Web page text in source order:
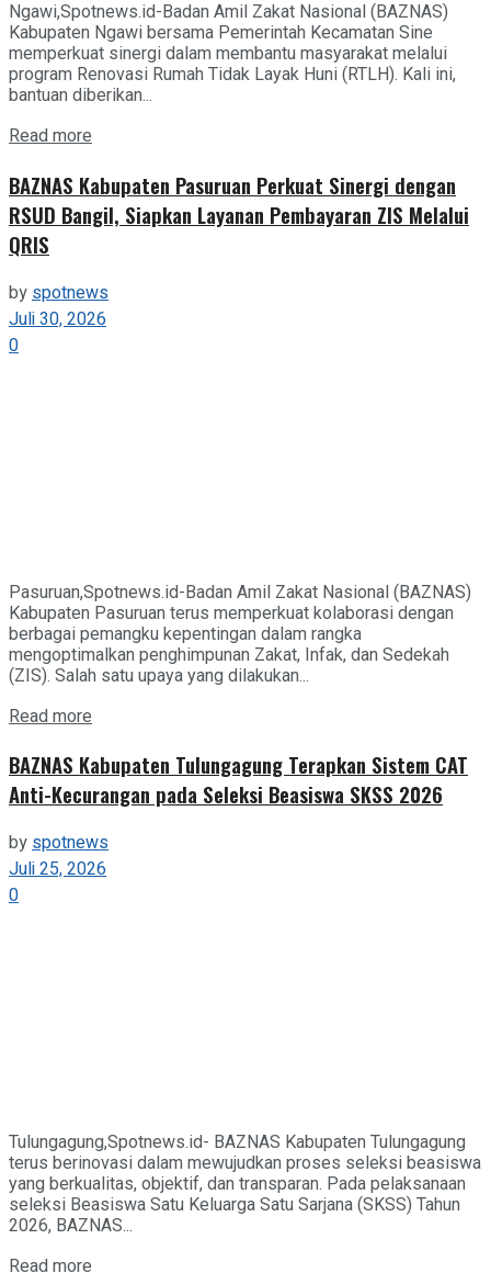
Ngawi,Spotnews.id-Badan Amil Zakat Nasional (BAZNAS)
Kabupaten Ngawi bersama Pemerintah Kecamatan Sine
memperkuat sinergi dalam membantu masyarakat melalui
program Renovasi Rumah Tidak Layak Huni (RTLH). Kali ini,
bantuan diberikan...
Read more
BAZNAS Kabupaten Pasuruan Perkuat Sinergi dengan
RSUD Bangil, Siapkan Layanan Pembayaran ZIS Melalui
QRIS
by spotnews
Juli 30, 2026
0
Pasuruan,Spotnews.id-Badan Amil Zakat Nasional (BAZNAS)
Kabupaten Pasuruan terus memperkuat kolaborasi dengan
berbagai pemangku kepentingan dalam rangka
mengoptimalkan penghimpunan Zakat, Infak, dan Sedekah
(ZIS). Salah satu upaya yang dilakukan...
Read more
BAZNAS Kabupaten Tulungagung Terapkan Sistem CAT
Anti-Kecurangan pada Seleksi Beasiswa SKSS 2026
byspotnews
Juli 25, 2026
0
Tulungagung,Spotnews.id- BAZNAS Kabupaten Tulungagung
terus berinovasi dalam mewujudkan proses seleksi beasiswa
yang berkualitas, objektif, dan transparan. Pada pelaksanaan
seleksi Beasiswa Satu Keluarga Satu Sarjana (SKSS) Tahun
2026, BAZNAS...
Read more